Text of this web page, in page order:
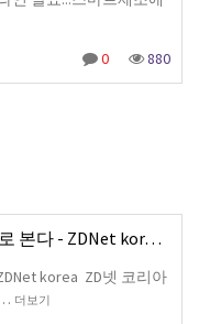
0 880
본다 - ZDNet kor…
korea ZD넷 코리아
더보기